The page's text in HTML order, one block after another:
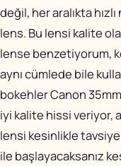
değil, her aralıkta
lens. Bu lensi kalite
lense benzetiyorum,
aynı cümlede bile
bokehler Canon
iyi kalite hissi veriyor,
lensi kesinlikle
ile başlayacaksanız